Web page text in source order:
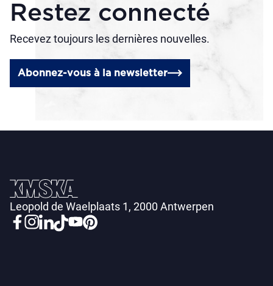
Restez connecté
Recevez toujours les dernières nouvelles.
Abonnez-vous à la newsletter
Leopold de Waelplaats 1, 2000 Antwerpen